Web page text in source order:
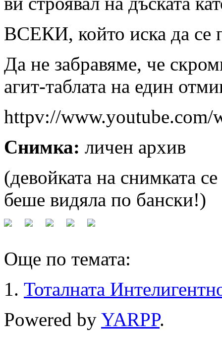
ВСЕКИ, който иска да се
Да не забравяме, че
агит-таблата на един
httpv://www.youtube.com/
Снимка: личен архив
(девойката на снимката
беше видяла по бански!)
Още по темата:
Тоталната
Powered by YARPP.